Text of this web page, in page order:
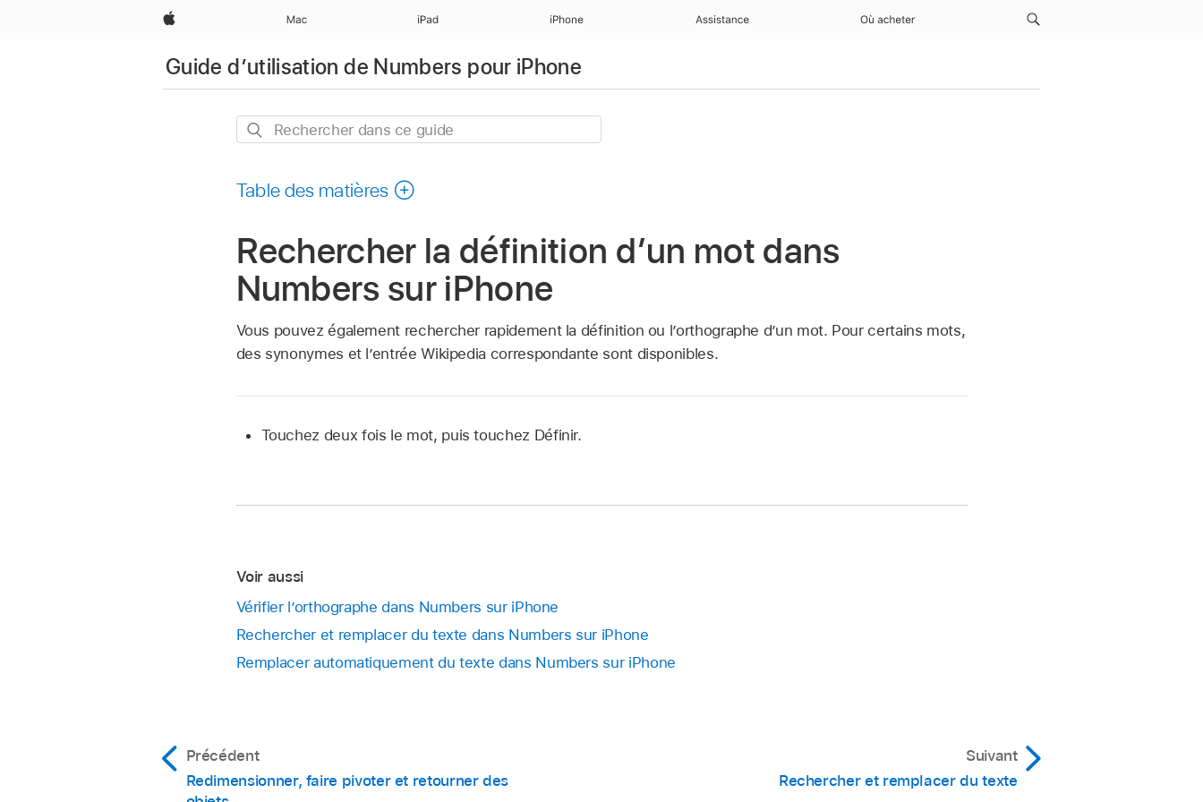
Apple Mac iPad iPhone Assistance Où acheter
Guide d’utilisation de Numbers pour iPhone
Rechercher
guide
Table des matières
Rechercher la définition d’un mot dans
Numbers sur iPhone
Vous pouvez également rechercher rapidement la définition ou l’orthographe d’un mot. Pour certains mots,
des synonymes et l’entrée Wikipedia correspondante sont disponibles.
Touchez deux fois le mot, puis touchez Définir.
Voir aussi
Vérifier l’orthographe dans Numbers sur iPhone
Rechercher et remplacer du texte dans Numbers sur iPhone
Remplacer automatiquement du texte dans Numbers sur iPhone
Précédent
Redimensionner, faire pivoter et retourner des
Suivant
Rechercher et remplacer du texte